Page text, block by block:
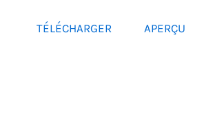
TÉLÉCHARGER APERÇU